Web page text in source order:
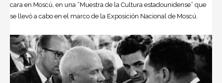
cara en Moscú, en una “Muestra de la Cultura estadounidense” que
se llevó a cabo en el marco de la Exposición Nacional de Moscú.